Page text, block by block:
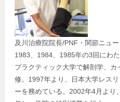
及川治療院院長/PNF・関節ニュ
1983、1984、1985年の3回にわ
プラクティック大学で解剖学、
修。1997年より、日本大学レス
ーを務めている。2002年4月より